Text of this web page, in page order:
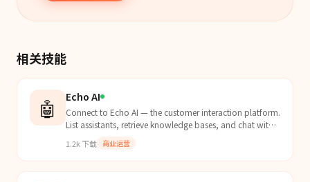
相关技能
🤖 Echo AI
Connect to Echo AI — the customer interaction platform.
List assistants, retrieve knowledge bases, and chat with
1.2k下载 商业运营